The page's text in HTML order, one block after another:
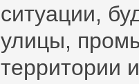
ситуации,
улицы,
территории